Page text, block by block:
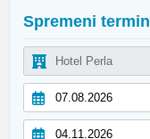
Spremeni termin